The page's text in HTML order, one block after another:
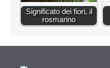
Significato dei fiori, il
rosmarino